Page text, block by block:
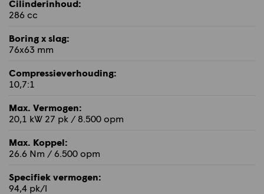
Cilinderinhoud:
286 cc
Boring x slag:
76x63 mm
Compressieverhouding:
10,7:1
Max. Vermogen:
20,1 kW 27 pk / 8.500 opm
Max. Koppel:
26.6 Nm / 6.500 opm
Specifiek vermogen:
94,4 pk/l